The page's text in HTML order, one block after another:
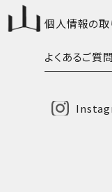
個人情報の取
よくあるご質問